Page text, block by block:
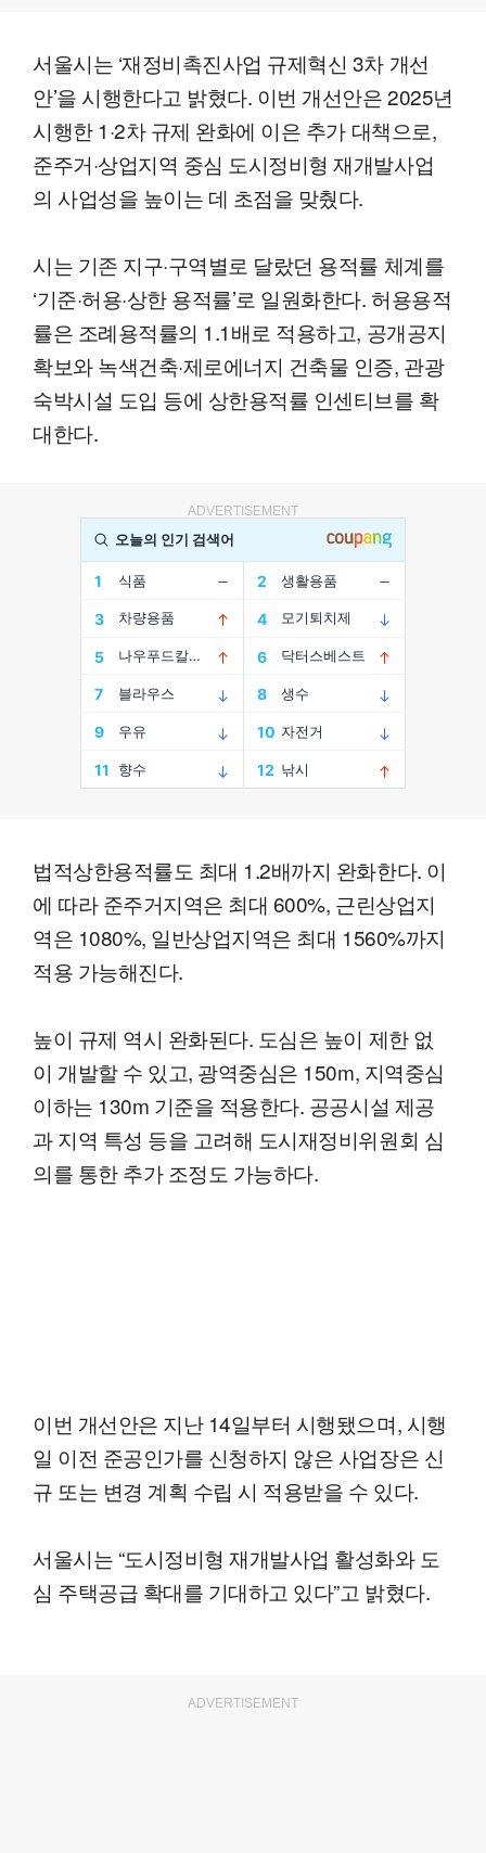
서울시는 ‘재정비촉진사업 규제혁신 3차 개선
안’을 시행한다고 밝혔다. 이번 개선안은 2025년
시행한 1·2차 규제 완화에 이은 추가 대책으로,
준주거·상업지역 중심 도시정비형 재개발사업
의 사업성을 높이는 데 초점을 맞췄다.
시는 기존 지구·구역별로 달랐던 용적률 체계를
‘기준·허용·상한 용적률’로 일원화한다. 허용용적
률은 조례용적률의 1.1배로 적용하고, 공개공지
확보와 녹색건축·제로에너지 건축물 인증, 관광
숙박시설 도입 등에 상한용적률 인센티브를 확
대한다.
ADVERTISEMENT
법적상한용적률도 최대 1.2배까지 완화한다. 이
에 따라 준주거지역은 최대 600%, 근린상업지
역은 1080%, 일반상업지역은 최대 1560%까지
적용 가능해진다.
높이 규제 역시 완화된다. 도심은 높이 제한 없
이 개발할 수 있고, 광역중심은 150m, 지역중심
이하는 130m 기준을 적용한다. 공공시설 제공
과 지역 특성 등을 고려해 도시재정비위원회 심
의를 통한 추가 조정도 가능하다.
이번 개선안은 지난 14일부터 시행됐으며, 시행
일 이전 준공인가를 신청하지 않은 사업장은 신
규 또는 변경 계획 수립 시 적용받을 수 있다.
서울시는 “도시정비형 재개발사업 활성화와 도
심 주택공급 확대를 기대하고 있다”고 밝혔다.
ADVERTISEMENT